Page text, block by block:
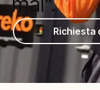
Richiesta